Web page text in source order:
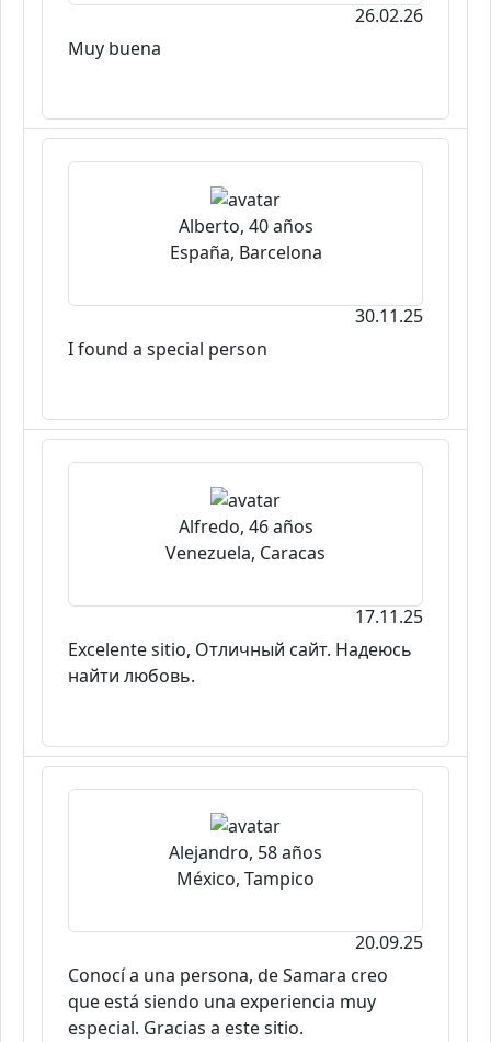
26.02.26
Muy buena
Alberto, 40 años
España, Barcelona
30.11.25
I found a special person
Alfredo, 46 años
Venezuela, Caracas
17.11.25
Excelente sitio, Отличный сайт. Надеюсь
найти любовь.
Alejandro, 58 años
México, Tampico
20.09.25
Conocí a una persona, de Samara creo
que está siendo una experiencia muy
especial. Gracias a este sitio.